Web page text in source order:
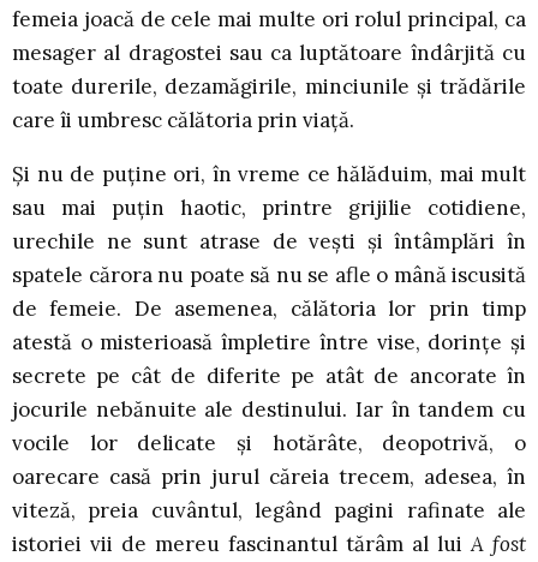
femeia joacă de cele mai multe ori rolul principal, ca
mesager al dragostei sau ca luptătoare îndârjită cu
toate durerile, dezamăgirile, minciunile şi trădările
care îi umbresc călătoria prin viaţă.
Şi nu de puţine ori, în vreme ce hălăduim, mai mult
sau mai puţin haotic, printre grijilie cotidiene,
urechile ne sunt atrase de veşti şi întâmplări în
spatele cărora nu poate să nu se afle o mână iscusită
de femeie. De asemenea, călătoria lor prin timp
atestă o misterioasă împletire între vise, dorinţe şi
secrete pe cât de diferite pe atât de ancorate în
jocurile nebănuite ale destinului. Iar în tandem cu
vocile lor delicate şi hotărâte, deopotrivă, o
oarecare casă prin jurul căreia trecem, adesea, în
viteză, preia cuvântul, legând pagini rafinate ale
istoriei vii de mereu fascinantul tărâm al luiA fost